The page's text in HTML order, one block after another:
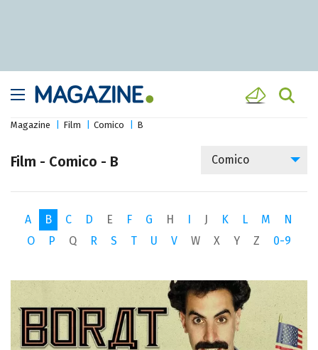
Magazine Film Comico B
Film - Comico - B Comico
A B C D E F G H J K L M
N
O
P Q R S T U V W X Y Z 0-9